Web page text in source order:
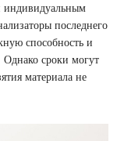
индивидуальным
последнего
способность и
Однако сроки могут
материала не